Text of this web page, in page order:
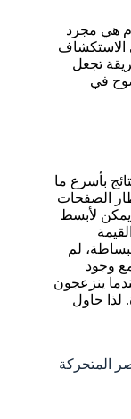
هي مجرد
الاستكشاف
تجعل
في
بأسرع ما
الصفحات
لأبسط
لم
وجود
ينزعجون
لذا حاول
المتحركة